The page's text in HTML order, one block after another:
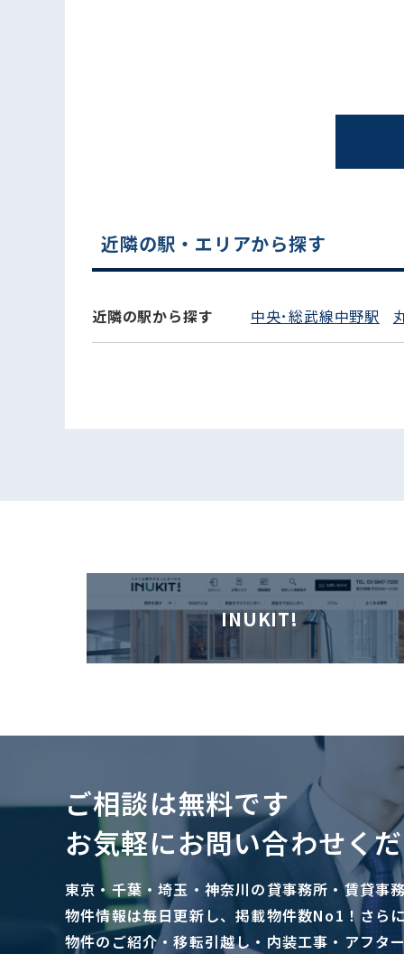
電話でお問い合わせ
近隣の駅・エリアから探す
近隣の駅から探す 中央･総武線中野駅
INUKIT!
ご相談は無料です
お気軽にお問い合わせく
東京・千葉・埼玉・神奈川の貸事務所・賃貸事
物件情報は毎日更新し、掲載物件数No1！さら
物件のご紹介・移転引越し・内装工事・アフタ